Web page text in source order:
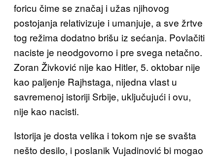
foricu čime se značaj i užas njihovog
postojanja relativizuje i umanjuje, a sve žrtve
tog režima dodatno brišu iz sećanja. Povlačiti
naciste je neodgovorno i pre svega netačno.
Zoran Živković nije kao Hitler, 5. oktobar nije
kao paljenje Rajhstaga, nijedna vlast u
savremenoj istoriji Srbije, uključujući i ovu,
nije kao nacisti.
Istorija je dosta velika i tokom nje se svašta
nešto desilo, i poslanik Vujadinović bi mogao